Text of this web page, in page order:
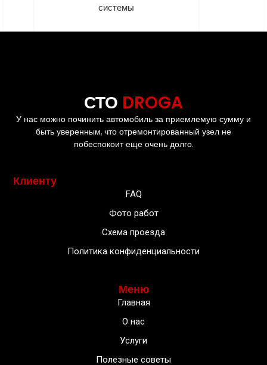
системы
СТО DROGA
У нас можно починить автомобиль за приемлемую сумму и
быть уверенным, что отремонтированный узел не
побеспокоит еще очень долго.
Меню
Главная
О нас
Услуги
Полезные советы
Клиенту
FAQ
Фото работ
Схема проезда
Политика конфиденциальности